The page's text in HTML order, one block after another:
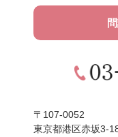
〒107-0052
東京都港区赤坂3-